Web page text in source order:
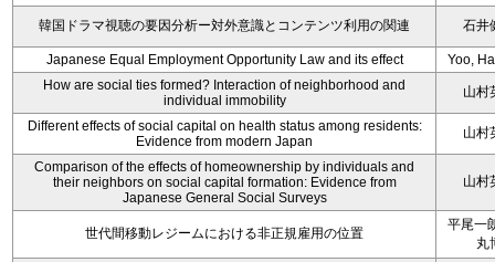
韓国ドラマ視聴の要因分析ー対外意識とコンテンツ利用の関連 石井
Japanese Equal Employment Opportunity Law and its effect
Yoo,
How are social ties formed? Interaction of neighborhood and
individual immobility
山村
Different effects of social capital on health status among residents:
Evidence from modern Japan
山村
Comparison of the effects of homeownership by individuals and
their neighbors on social capital formation: Evidence from
Japanese General Social Surveys
山村
世代間移動レジームにおける非正規雇用の位置
平尾一
丸